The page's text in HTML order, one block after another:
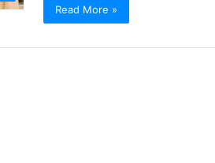
Read More »